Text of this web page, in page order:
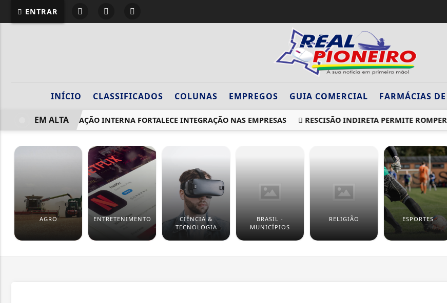
ENTRAR
INÍCIO CLASSIFICADOS COLUNAS EMPREGOS GUIA COMERCIAL FARMÁCIAS
COMUNICAÇÃO INTERNA FORTALECE INTEGRAÇÃO NAS EMPRESAS RESCISÃO INDIRETA PERMITE ROMPER
EM ALTA
AGRO ENTRETENIMENTO
CIÊNCIA &
TECNOLOGIA
BRASIL -
MUNICÍPIOS
RELIGIÃO ESPORTES